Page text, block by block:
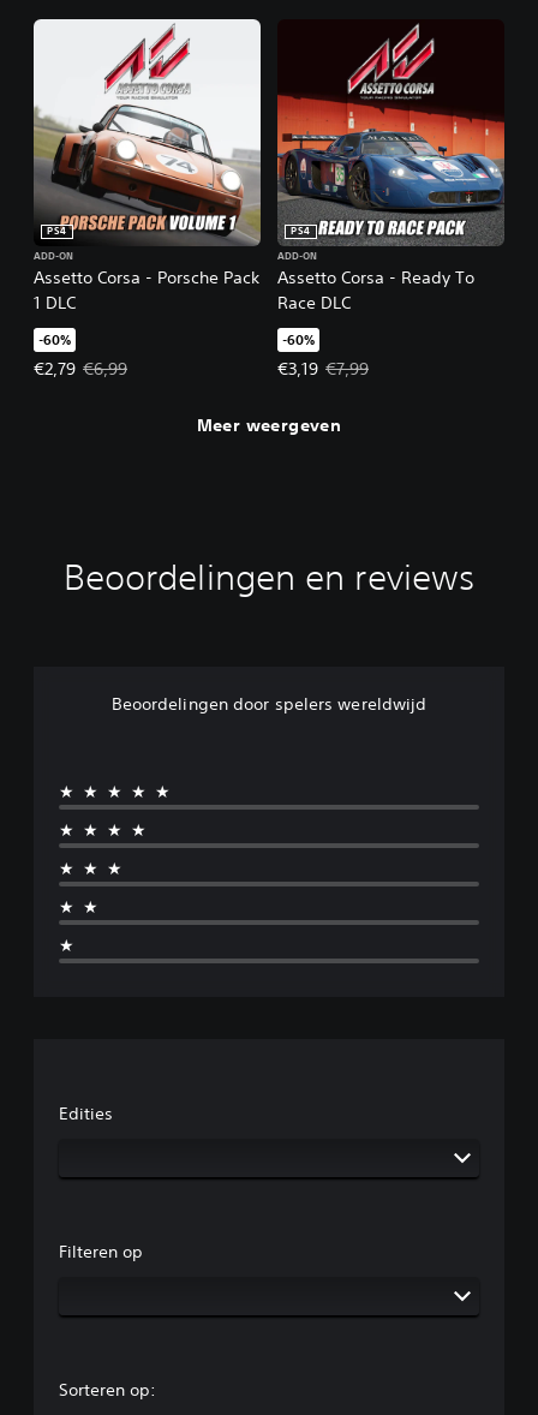
Assetto Corsa - Porsche Pack
1 DLC
PS4
ADD-ON
-60%
€2,79
Actieprijs: €2,79. Oorspronkelijke prijs: €6,99.
€6,99
Assetto Corsa - Ready To
Race DLC
PS4
ADD-ON
-60%
€3,19
Actieprijs: €3,19.
€7,99
Meer weergeven
Beoordelingen en reviews
Beoordelingen door spelers wereldwijd
★★★★★
★★★★
★★★
★★
★
Edities
Filteren op
Sorteren op: